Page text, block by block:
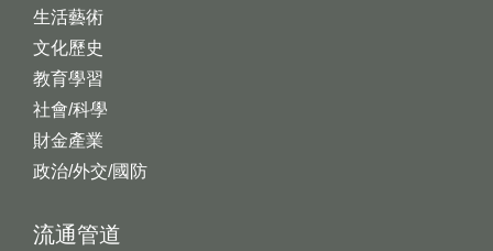
生活藝術
文化歷史
教育學習
社會/科學
財金產業
政治/外交/國防
流通管道